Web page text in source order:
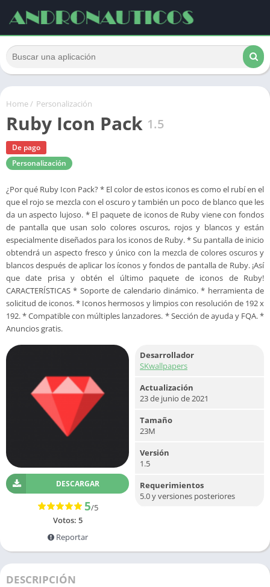
Home/ Personalización
Ruby Icon Pack 1.5
De pago
Personalización
¿Por qué Ruby Icon Pack? * El color de estos iconos es como el rubí en el
que el rojo se mezcla con el oscuro y también un poco de blanco que les
da un aspecto lujoso. * El paquete de iconos de Ruby viene con fondos
de pantalla que usan solo colores oscuros, rojos y blancos y están
especialmente diseñados para los iconos de Ruby. * Su pantalla de inicio
obtendrá un aspecto fresco y único con la mezcla de colores oscuros y
blancos después de aplicar los íconos y fondos de pantalla de Ruby. ¡Así
que date prisa y obtén el último paquete de iconos de Ruby!
CARACTERÍSTICAS * Soporte de calendario dinámico. * herramienta de
solicitud de iconos. * Iconos hermosos y limpios con resolución de 192 x
192. * Compatible con múltiples lanzadores. * Sección de ayuda y FQA. *
Anuncios gratis.
DESCARGAR
5/5
Votos: 5
Reportar
Desarrollador
SKwallpapers
Actualización
23 de junio de 2021
Tamaño
23M
Versión
1.5
Requerimientos
5.0 y versiones posteriores
DESCRIPCIÓN